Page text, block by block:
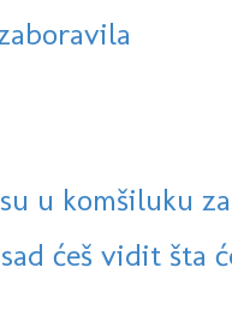
u komšiluku
ćeš vidit šta